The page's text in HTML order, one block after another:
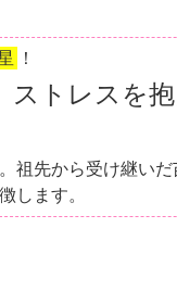
！
ストレスを
祖先から受け継い
します。